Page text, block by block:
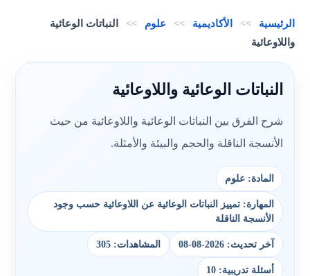
الرئيسية >> الأكاديمية >> علوم >>
النباتات الوعائية
واللاوعائية
النباتات الوعائية واللاوعائية
شرح الفرق بين النباتات الوعائية واللاوعائية من حيث
الأنسجة الناقلة والحجم والبيئة والأمثلة.
المادة: علوم
المهارة: تمييز النباتات الوعائية عن اللاوعائية حسب وجود
الأنسجة الناقلة
آخر تحديث: 2026-08-08 المشاهدات: 305
أسئلة تدريبية: 10